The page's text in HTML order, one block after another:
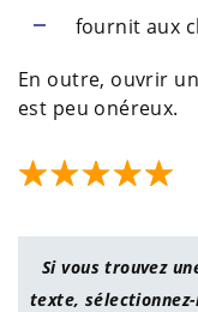
fournit aux
En outre, ouvrir
est peu onéreux.
Si vous trouvez
texte,